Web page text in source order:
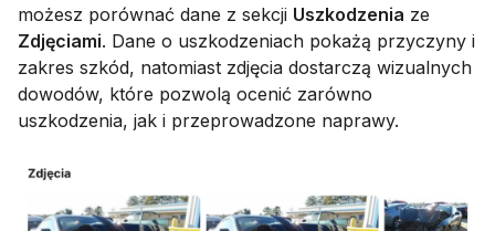
możesz porównać dane z sekcji Uszkodzenia ze
Zdjęciami. Dane o uszkodzeniach pokażą przyczyny i
zakres szkód, natomiast zdjęcia dostarczą wizualnych
dowodów, które pozwolą ocenić zarówno
uszkodzenia, jak i przeprowadzone naprawy.